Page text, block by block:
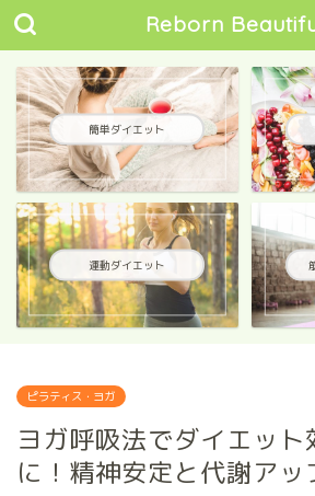
Reborn
簡単ダイエット
運動ダイエット
ピラティス・ヨガ
ヨガ呼吸法でダイエット
に！精神安定と代謝アッ